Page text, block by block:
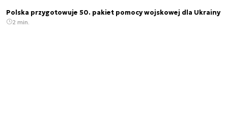
Polska przygotowuje 50. pakiet pomocy wojskowej dla Ukrainy
2 min.